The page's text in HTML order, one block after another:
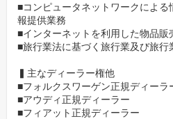
■コンピュータネットワークによ
報提供業務
■インターネットを利用した物品販
■旅行業法に基づく旅行業及び旅行
▍主なディーラー権他
■フォルクスワーゲン正規ディーラ
■アウディ正規ディーラー
■フィアット正規ディーラー